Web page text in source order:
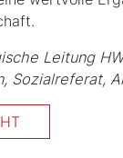
Leitung
Sozialreferat,